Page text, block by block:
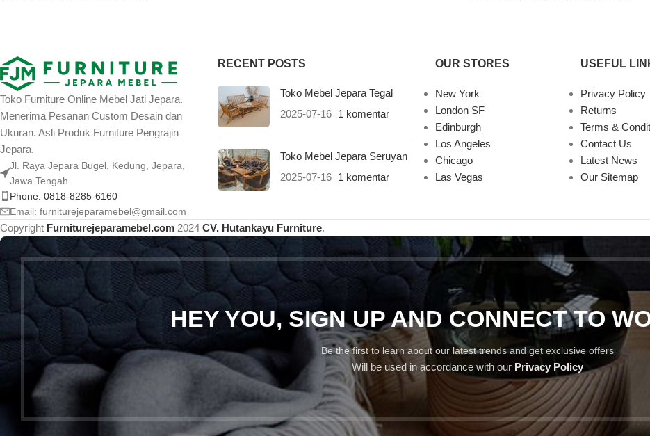
Toko Furniture Online Mebel Jati Jepara.
Menerima Pesanan Custom Desain dan
Ukuran. Asli Produk Furniture Pengrajin
Jepara.
Jl. Raya Jepara Bugel, Kedung, Jepara,
Jawa Tengah
Phone: 0818-8285-6160
Email: furniturejeparamebel@gmail.com
RECENT POSTS
Toko Mebel Jepara Tegal
2025-07-16 1 komentar
Toko Mebel Jepara Seruyan
2025-07-16 1 komentar
OUR STORES
New York
London SF
Edinburgh
Los Angeles
Chicago
Las Vegas
USEFUL
Privacy Policy
Returns
Terms &
Contact Us
Latest News
Our Sitemap
Copyright Furniturejeparamebel.com 2024 CV. Hutankayu Furniture.
HEY YOU, SIGN UP AND CONNECT TO
Be the first to learn about our latest trends and get exclusive offers
Will be used in accordance with our Privacy Policy